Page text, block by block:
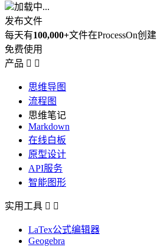
加载中...
发布文件
每天有100,000+文件在ProcessOn创建
免费使用
产品  
思维导图
流程图
思维笔记
Markdown
在线白板
原型设计
API服务
智能图形
实用工具  
LaTex公式编辑器
Geogebra